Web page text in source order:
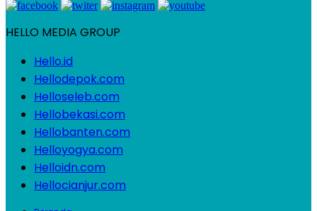
HELLO MEDIA GROUP
Hello.id
Hellodepok.com
Helloseleb.com
Hellobekasi.com
Hellobanten.com
Helloyogya.com
Helloidn.com
Hellocianjur.com